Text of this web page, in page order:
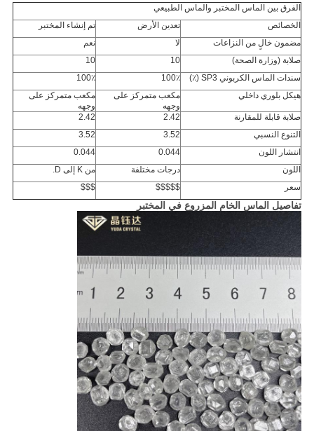
الفرق بين الماس المختبر والماس الطبيعي
الخصائص
تعدين الأرض
تم إنشاء المختبر
مضمون خالٍ من النزاعات
لا
نعم
صلابة (وزارة الصحة)
10
10
سندات الماس الكربوني SP3 (٪)
100٪
100٪
هيكل بلوري داخلي
مكعب متمركز على
وجهه
مكعب متمركز على
وجهه
صلابة قابلة للمقارنة
2.42
2.42
التنوع النسبي
3.52
3.52
انتشار اللون
0.044
0.044
اللون
درجات مختلفة
من K إلى D.
سعر
$$$$$
$$$
تفاصيل الماس الخام المزروع في المختبر